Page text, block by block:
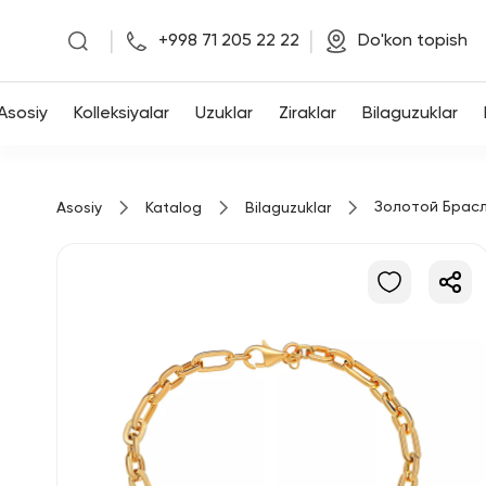
Asosiy
+998 71 205 22 22 Do'kon topish
Kolleksiyalar Uzuklar Ziraklar Bilaguzuklar
Asosiy Katalog Bilaguzuklar Золотой